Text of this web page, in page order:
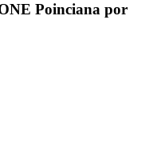
Poinciana por